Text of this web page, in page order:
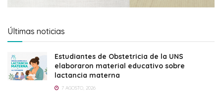
Últimas noticias
Estudiantes de Obstetricia de la UNS
elaboraron material educativo sobre
lactancia materna
7 AGOSTO, 2026